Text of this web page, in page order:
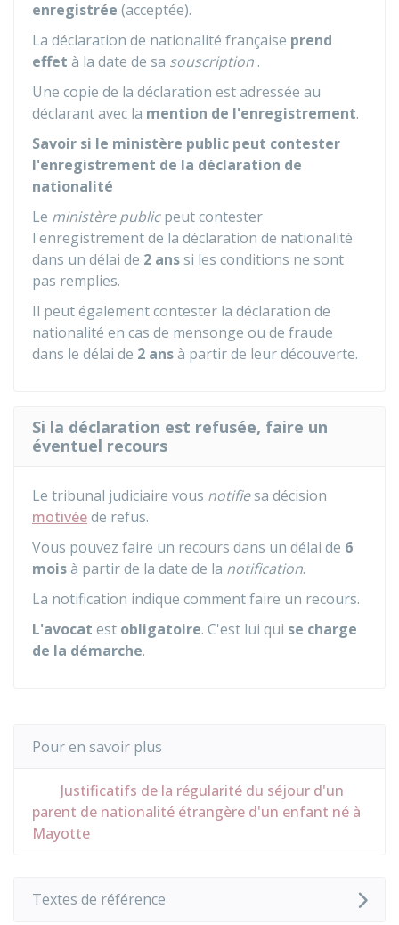
enregistrée (acceptée).
La déclaration de nationalité française prend
effet à la date de sa souscription .
Une copie de la déclaration est adressée au
déclarant avec la mention de l'enregistrement.
Savoir si le ministère public peut contester
l'enregistrement de la déclaration de
nationalité
Le ministère publicpeut contester
l'enregistrement de la déclaration de nationalité
dans un délai de 2 anssi les conditions ne sont
pas remplies.
Il peut également contester la déclaration de
nationalité en cas de mensonge ou de fraude
dans le délai de 2 ansà partir de leur découverte.
Si la déclaration est refusée, faire un
éventuel recours
Le tribunal judiciaire vous notifiesa décision
motivéede refus.
Vous pouvez faire un recours dans un délai de 6
moisà partir de la date de la notification.
La notification indique comment faire un recours.
L'avocat est obligatoire. C'est lui qui se charge
de la démarche.
Pour en savoir plus
Justificatifs de la régularité du séjour d'un
parent de nationalité étrangère d'un enfant né à
Mayotte
Textes de référence